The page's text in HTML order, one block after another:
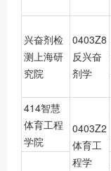
兴奋剂检
测上海研
究院
0403Z8
反兴奋
剂学
414智慧
体育工程
学院
0403Z2
体育工
程学